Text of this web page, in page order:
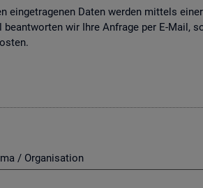
ein­ge­tra­ge­nen Daten wer­den mit­tels
wir Ihre An­fra­ge per E-Mail,
/ Organisation